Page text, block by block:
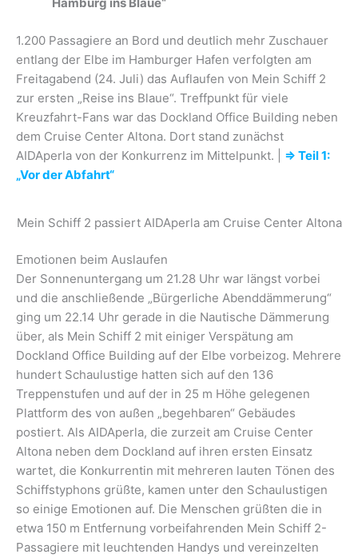
1.200 Passagiere an Bord und deutlich mehr Zuschauer
entlang der Elbe im Hamburger Hafen verfolgten am
Freitagabend (24. Juli) das Auflaufen von Mein Schiff 2
zur ersten „Reise ins Blaue“. Treffpunkt für viele
Kreuzfahrt-Fans war das Dockland Office Building neben
dem Cruise Center Altona. Dort stand zunächst
AIDAperla von der Konkurrenz im Mittelpunkt. | ⇒ Teil 1:
„Vor der Abfahrt“
Mein Schiff 2 passiert AIDAperla am Cruise Center Altona
Emotionen beim Auslaufen
Der Sonnenuntergang um 21.28 Uhr war längst vorbei
und die anschließende „Bürgerliche Abenddämmerung“
ging um 22.14 Uhr gerade in die Nautische Dämmerung
über, als Mein Schiff 2 mit einiger Verspätung am
Dockland Office Building auf der Elbe vorbeizog. Mehrere
hundert Schaulustige hatten sich auf den 136
Treppenstufen und auf der in 25 m Höhe gelegenen
Plattform des von außen „begehbaren“ Gebäudes
postiert. Als AIDAperla, die zurzeit am Cruise Center
Altona neben dem Dockland auf ihren ersten Einsatz
wartet, die Konkurrentin mit mehreren lauten Tönen des
Schiffstyphons grüßte, kamen unter den Schaulustigen
so einige Emotionen auf. Die Menschen grüßten die in
etwa 150 m Entfernung vorbeifahrenden Mein Schiff 2-
Passagiere mit leuchtenden Handys und vereinzelten